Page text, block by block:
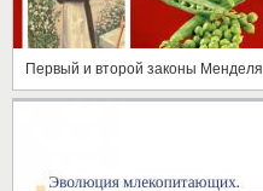
Первый и второй законы Менделя